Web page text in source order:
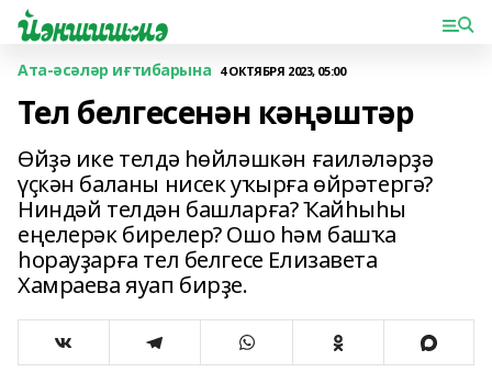
Ата-әсәләр иғтибарына 4 ОКТЯБРЯ 2023, 05:00
Тел белгесенән кәңәштәр
Өйҙә ике телдә һөйләшкән ғаиләләрҙә
үҫкән баланы нисек уҡырға өйрәтергә?
Ниндәй телдән башларға? Ҡайһыһы
еңелерәк бирелер? Ошо һәм башҡа
һорауҙарға тел белгесе Елизавета
Хамраева яуап бирҙе.